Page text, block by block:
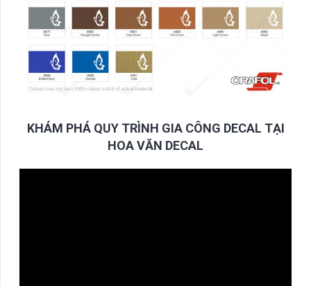
KHÁM PHÁ QUY TRÌNH GIA CÔNG DECAL TẠI
HOA VĂN DECAL